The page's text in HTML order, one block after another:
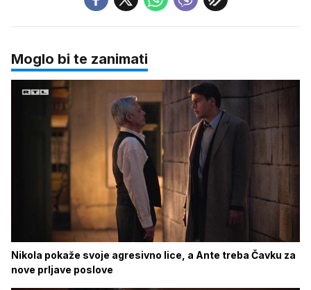
Moglo bi te zanimati
Nikola pokaže svoje agresivno lice, a Ante treba Čavku za
nove prljave poslove